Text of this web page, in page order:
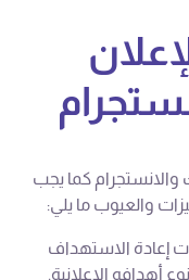
كما يجب
والعيوب ما يلي:
إعادة الاستهداف
أهدافه الإعلانية.